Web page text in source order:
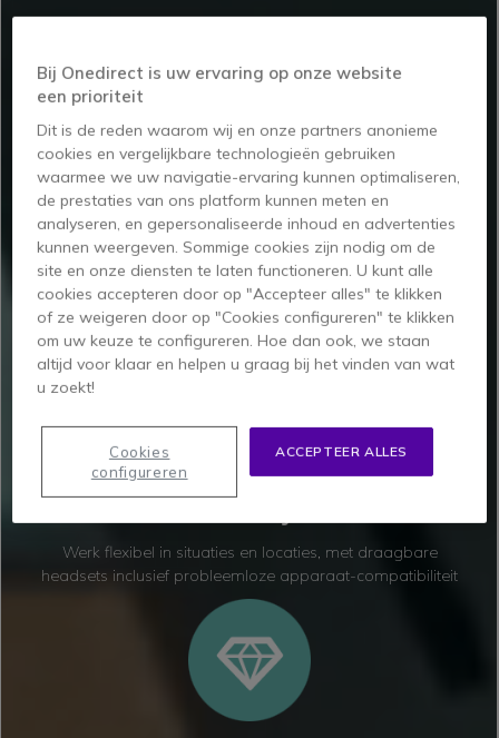
WAAROM KIEZEN
VOOR EPOS ADAPT
Werk flexibel in situaties en locaties, met draagbare
headsets inclusief probleemloze apparaat-compatibiliteit
Bij Onedirect is uw ervaring op onze website
een prioriteit
Dit is de reden waarom wij en onze partners anonieme
cookies en vergelijkbare technologieën gebruiken
waarmee we uw navigatie-ervaring kunnen optimaliseren,
de prestaties van ons platform kunnen meten en
analyseren, en gepersonaliseerde inhoud en advertenties
kunnen weergeven. Sommige cookies zijn nodig om de
site en onze diensten te laten functioneren. U kunt alle
cookies accepteren door op "Accepteer alles" te klikken
of ze weigeren door op "Cookies configureren" te klikken
om uw keuze te configureren. Hoe dan ook, we staan
altijd voor klaar en helpen u graag bij het vinden van wat
u zoekt!
ACCEPTEER ALLES
Cookies
configureren